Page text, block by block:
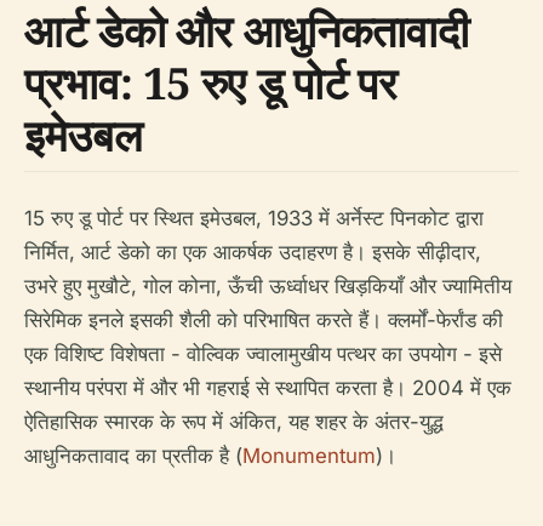
आर्ट डेको और आधुनिकतावादी
प्रभाव: 15 रुए डू पोर्ट पर
इमेउबल
15 रुए डू पोर्ट पर स्थित इमेउबल, 1933 में अर्नेस्ट पिनकोट द्वारा
निर्मित, आर्ट डेको का एक आकर्षक उदाहरण है। इसके सीढ़ीदार,
उभरे हुए मुखौटे, गोल कोना, ऊँची ऊर्ध्वाधर खिड़कियाँ और ज्यामितीय
सिरेमिक इनले इसकी शैली को परिभाषित करते हैं। क्लर्मों-फेर्रांड की
एक विशिष्ट विशेषता - वोल्विक ज्वालामुखीय पत्थर का उपयोग - इसे
स्थानीय परंपरा में और भी गहराई से स्थापित करता है। 2004 में एक
ऐतिहासिक स्मारक के रूप में अंकित, यह शहर के अंतर-युद्ध
आधुनिकतावाद का प्रतीक है (Monumentum)।